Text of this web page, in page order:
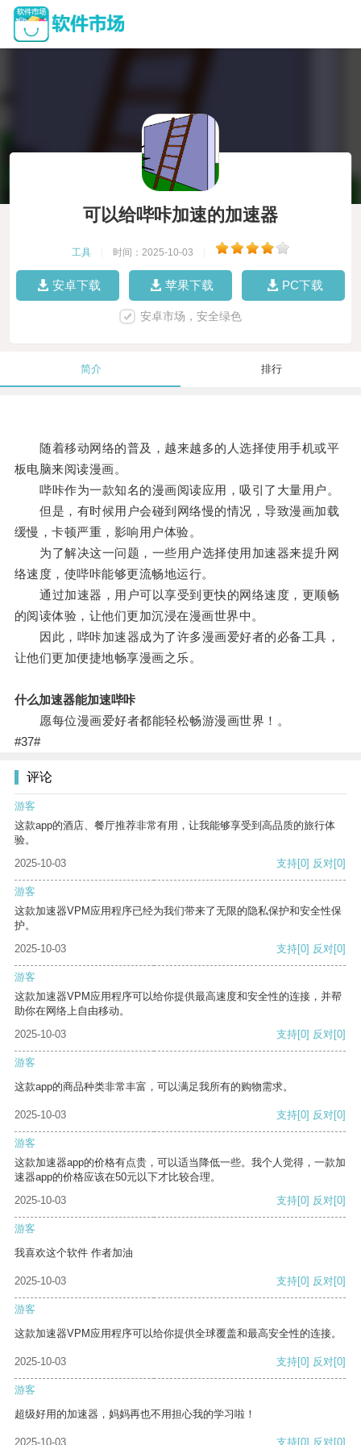
可以给哔咔加速的加速器
工具 时间：2025-10-03
安卓下载 苹果下载 PC下载
安卓市场，安全绿色
简介 排行
随着移动网络的普及，越来越多的人选择使用手机或平
板电脑来阅读漫画。
哔咔作为一款知名的漫画阅读应用，吸引了大量用户。
但是，有时候用户会碰到网络慢的情况，导致漫画加载
缓慢，卡顿严重，影响用户体验。
为了解决这一问题，一些用户选择使用加速器来提升网
络速度，使哔咔能够更流畅地运行。
通过加速器，用户可以享受到更快的网络速度，更顺畅
的阅读体验，让他们更加沉浸在漫画世界中。
因此，哔咔加速器成为了许多漫画爱好者的必备工具，
让他们更加便捷地畅享漫画之乐。
什么加速器能加速哔咔
愿每位漫画爱好者都能轻松畅游漫画世界！。
#37#
评论
游客
这款app的酒店、餐厅推荐非常有用，让我能够享受到高品质的旅行体
验。
2025-10-03
支持[0] 反对[0]
游客
这款加速器VPM应用程序已经为我们带来了无限的隐私保护和安全性保
护。
2025-10-03
支持[0] 反对[0]
游客
这款加速器VPM应用程序可以给你提供最高速度和安全性的连接，并帮
助你在网络上自由移动。
2025-10-03
支持[0] 反对[0]
游客
这款app的商品种类非常丰富，可以满足我所有的购物需求。
2025-10-03 支持[0] 反对[0]
游客
这款加速器app的价格有点贵，可以适当降低一些。我个人觉得，一款加
速器app的价格应该在50元以下才比较合理。
2025-10-03
支持[0] 反对[0]
游客
我喜欢这个软件 作者加油
2025-10-03 支持[0] 反对[0]
游客
这款加速器VPM应用程序可以给你提供全球覆盖和最高安全性的连接。
2025-10-03 支持[0] 反对[0]
游客
超级好用的加速器，妈妈再也不用担心我的学习啦！
2025-10-03 支持[0] 反对[0]